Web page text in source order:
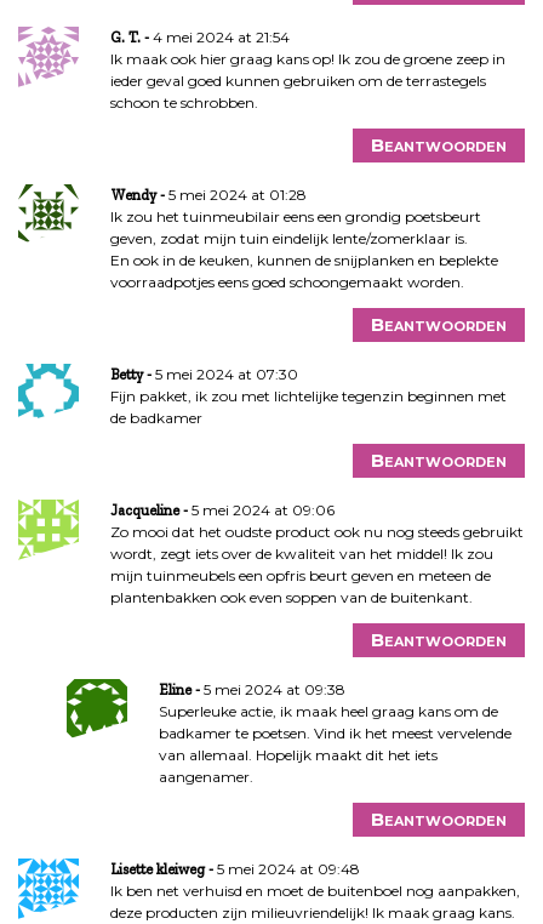
G. T.
4 mei 2024 at 21:54
Ik maak ook hier graag kans op! Ik zou de groene zeep in
ieder geval goed kunnen gebruiken om de terrastegels
schoon te schrobben.
Beantwoorden
Wendy
5 mei 2024 at 01:28
Ik zou het tuinmeubilair eens een grondig poetsbeurt
geven, zodat mijn tuin eindelijk lente/zomerklaar is.
En ook in de keuken, kunnen de snijplanken en beplekte
voorraadpotjes eens goed schoongemaakt worden.
Beantwoorden
Betty
5 mei 2024 at 07:30
Fijn pakket, ik zou met lichtelijke tegenzin beginnen met
de badkamer
Beantwoorden
Jacqueline
5 mei 2024 at 09:06
Zo mooi dat het oudste product ook nu nog steeds gebruikt
wordt, zegt iets over de kwaliteit van het middel! Ik zou
mijn tuinmeubels een opfris beurt geven en meteen de
plantenbakken ook even soppen van de buitenkant.
Beantwoorden
Eline
5 mei 2024 at 09:38
Superleuke actie, ik maak heel graag kans om de
badkamer te poetsen. Vind ik het meest vervelende
van allemaal. Hopelijk maakt dit het iets
aangenamer.
Beantwoorden
Lisette kleiweg
5 mei 2024 at 09:48
Ik ben net verhuisd en moet de buitenboel nog aanpakken,
deze producten zijn milieuvriendelijk! Ik maak graag kans.